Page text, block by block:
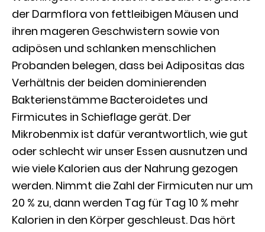
der Darmflora von fettleibigen Mäusen und
ihren mageren Geschwistern sowie von
adipösen und schlanken menschlichen
Probanden belegen, dass bei Adipositas das
Verhältnis der beiden dominierenden
Bakterienstämme Bacteroidetes und
Firmicutes in Schieflage gerät. Der
Mikrobenmix ist dafür verantwortlich, wie gut
oder schlecht wir unser Essen ausnutzen und
wie viele Kalorien aus der Nahrung gezogen
werden. Nimmt die Zahl der Firmicuten nur um
20 % zu, dann werden Tag für Tag 10 % mehr
Kalorien in den Körper geschleust. Das hört